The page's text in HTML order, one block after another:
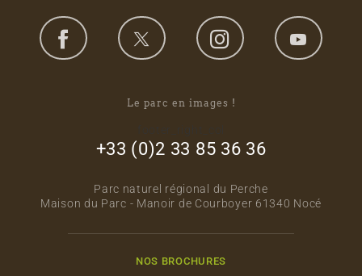
Le parc en images !
+33 (0)2 33 85 36 36
Parc naturel régional du Perche
Maison du Parc - Manoir de Courboyer 61340 Nocé
NOS BROCHURES